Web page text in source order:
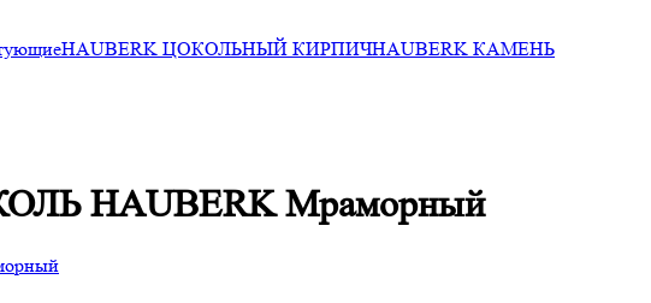
HAUBERK ЦОКОЛЬНЫЙ КИРПИЧHAUBERK КАМЕНЬ
HAUBERK Мраморный